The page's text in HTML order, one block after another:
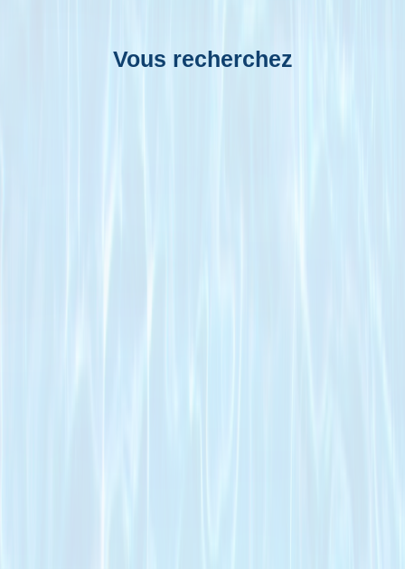
Vous recherchez